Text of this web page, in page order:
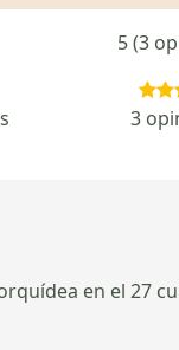
5 (3
3
en el 27